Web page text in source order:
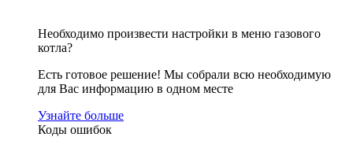
Необходимо произвести настройки в меню газового
котла?
Есть готовое решение! Мы собрали всю необходимую
для Вас информацию в одном месте
Узнайте больше
Коды ошибок